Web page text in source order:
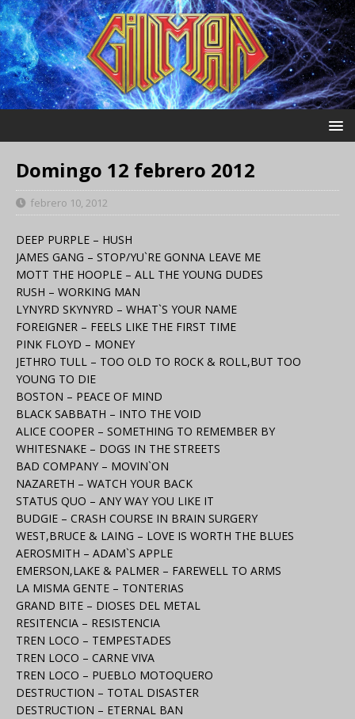
Domingo 12 febrero 2012
febrero 10, 2012
DEEP PURPLE – HUSH
JAMES GANG – STOP/YU`RE GONNA LEAVE ME
MOTT THE HOOPLE – ALL THE YOUNG DUDES
RUSH – WORKING MAN
LYNYRD SKYNYRD – WHAT`S YOUR NAME
FOREIGNER – FEELS LIKE THE FIRST TIME
PINK FLOYD – MONEY
JETHRO TULL – TOO OLD TO ROCK & ROLL,BUT TOO
YOUNG TO DIE
BOSTON – PEACE OF MIND
BLACK SABBATH – INTO THE VOID
ALICE COOPER – SOMETHING TO REMEMBER BY
WHITESNAKE – DOGS IN THE STREETS
BAD COMPANY – MOVIN`ON
NAZARETH – WATCH YOUR BACK
STATUS QUO – ANY WAY YOU LIKE IT
BUDGIE – CRASH COURSE IN BRAIN SURGERY
WEST,BRUCE & LAING – LOVE IS WORTH THE BLUES
AEROSMITH – ADAM`S APPLE
EMERSON,LAKE & PALMER – FAREWELL TO ARMS
LA MISMA GENTE – TONTERIAS
GRAND BITE – DIOSES DEL METAL
RESITENCIA – RESISTENCIA
TREN LOCO – TEMPESTADES
TREN LOCO – CARNE VIVA
TREN LOCO – PUEBLO MOTOQUERO
DESTRUCTION – TOTAL DISASTER
DESTRUCTION – ETERNAL BAN